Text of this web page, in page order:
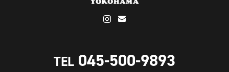
TEL 045-500-9893